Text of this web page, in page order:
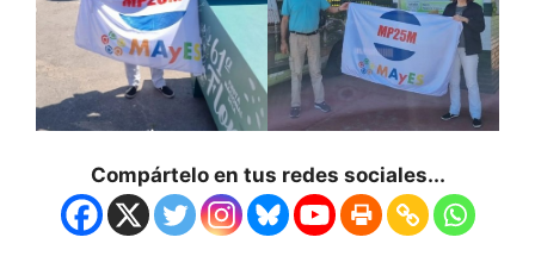
Compártelo en tus redes sociales...